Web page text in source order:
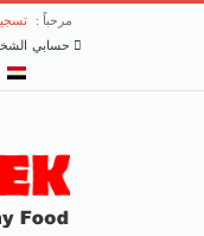
مرحباً :
حسابي